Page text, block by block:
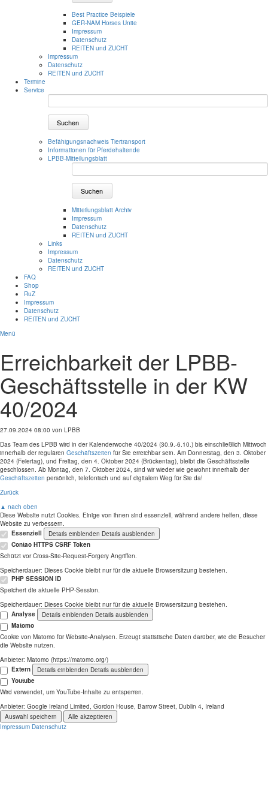
Best Practice Beispiele
GER-NAM Horses Unite
Impressum
Datenschutz
REITEN und ZUCHT
Impressum
Datenschutz
REITEN und ZUCHT
Termine
Service
Suchen
Befähigungsnachweis Tiertransport
Informationen für Pferdehaltende
LPBB-Mitteilungsblatt
Suchen
Mitteilungsblatt Archiv
Impressum
Datenschutz
REITEN und ZUCHT
Links
Impressum
Datenschutz
REITEN und ZUCHT
FAQ
Shop
RuZ
Impressum
Datenschutz
REITEN und ZUCHT
Menü
Erreichbarkeit der LPBB-
Geschäftsstelle in der KW
40/2024
27.09.2024 08:00 von LPBB
Das Team des LPBB wird in der Kalenderwoche 40/2024 (30.9.-6.10.) bis einschließlich Mittwoch
innerhalb der regulären Geschäftszeiten für Sie erreichbar sein. Am Donnerstag, den 3. Oktober
2024 (Feiertag), und Freitag, den 4. Oktober 2024 (Brückentag), bleibt die Geschäftsstelle
geschlossen. Ab Montag, den 7. Oktober 2024, sind wir wieder wie gewohnt innerhalb der
Geschäftszeiten persönlich, telefonisch und auf digitalem Weg für Sie da!
Zurück
▲ nach oben
Diese Website nutzt Cookies. Einige von ihnen sind essenziell, während andere helfen, diese
Website zu verbessern.
Essenziell
Details einblenden Details ausblenden
Contao HTTPS CSRF Token
Schützt vor Cross-Site-Request-Forgery Angriffen.
Speicherdauer: Dieses Cookie bleibt nur für die aktuelle Browsersitzung bestehen.
PHP SESSION ID
Speichert die aktuelle PHP-Session.
Speicherdauer: Dieses Cookie bleibt nur für die aktuelle Browsersitzung bestehen.
Analyse
Details einblenden Details ausblenden
Matomo
Cookie von Matomo für Website-Analysen. Erzeugt statistische Daten darüber, wie die Besucher
die Website nutzen.
Anbieter: Matomo (https://matomo.org/)
Extern
Details einblenden Details ausblenden
Youtube
Wird verwendet, um YouTube-Inhalte zu entsperren.
Anbieter: Google Ireland Limited, Gordon House, Barrow Street, Dublin 4, Ireland
Auswahl speichern
Alle akzeptieren
Impressum Datenschutz